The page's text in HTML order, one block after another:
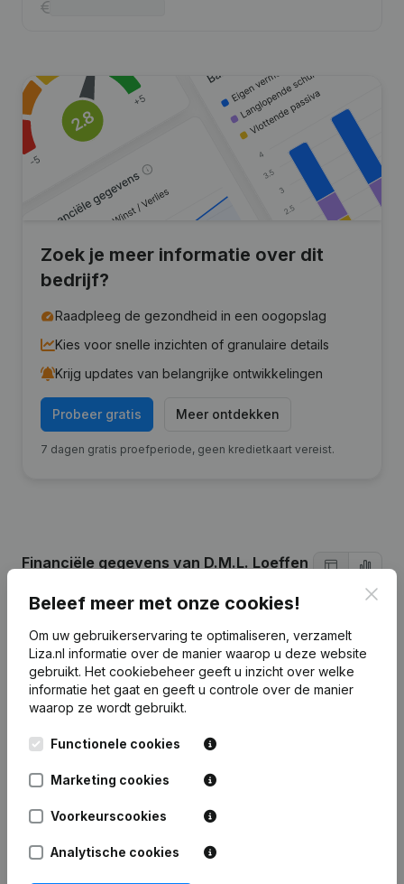
Zoek je meer informatie over dit
bedrijf?
Raadpleeg de gezondheid in een oogopslag
Kies voor snelle inzichten of granulaire details
Krijg updates van belangrijke ontwikkelingen
Probeer gratis Meer ontdekken
7 dagen gratis proefperiode, geen kredietkaart vereist.
Financiële gegevens van D.M.L. Loeffen
2017 2016 2012
Eigen
vermogen
€-320.228 €-569.956 €-695.092
Personeel 1
Veelgestelde vragen
Beleef meer met onze cookies!
Om uw gebruikerservaring te optimaliseren, verzamelt
Liza.nl informatie over de manier waarop u deze website
gebruikt. Het cookiebeheer geeft u inzicht over welke
informatie het gaat en geeft u controle over de manier
waarop ze wordt gebruikt.
Functionele cookies
Marketing cookies
Voorkeurscookies
Analytische cookies